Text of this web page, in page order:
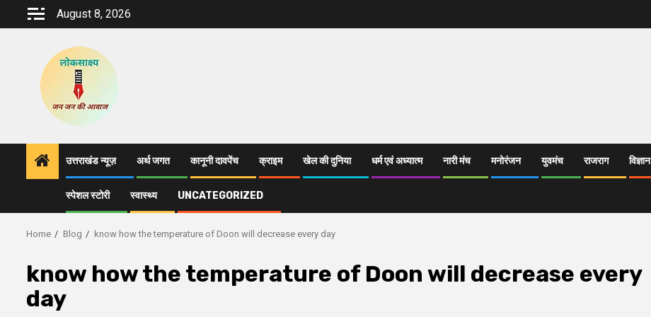
August 8, 2026
उत्तराखंड न्यूज़ अर्थ जगत कानूनी दावपेंच क्राइम खेल की दुनिया धर्म एवं अध्यात्म नारी मंच मनोरंजन युवमंच राजराग विज्ञान
स्पेशल स्टोरी स्वास्थ्य UNCATEGORIZED
Home Blog know how the temperature of Doon will decrease every day
know how the temperature of Doon will decrease every
day